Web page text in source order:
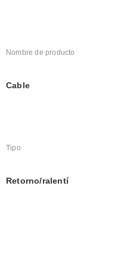
Nombre de producto
Cable
Tipo
Retorno/ralentí